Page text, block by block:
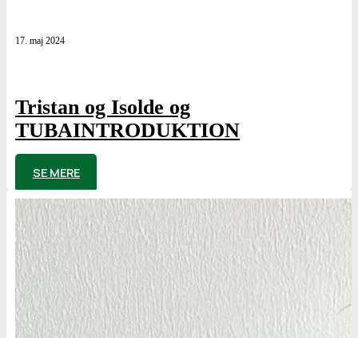
17. maj 2024
Tristan og Isolde og
TUBAINTRODUKTION
af
SE MERE